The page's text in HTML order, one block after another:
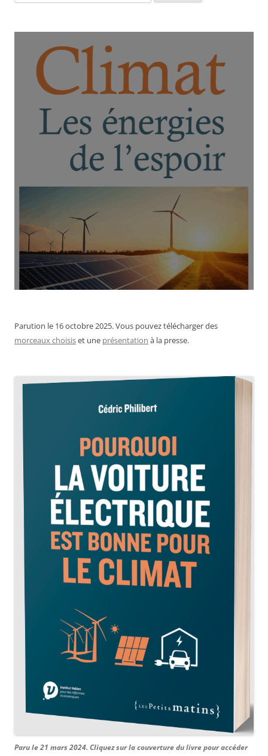
Parution le 16 octobre 2025. Vous pouvez télécharger des
morceaux choisiset une présentation à la presse.
Paru le 21 mars 2024. Cliquez sur la couverture du livre pour accéder